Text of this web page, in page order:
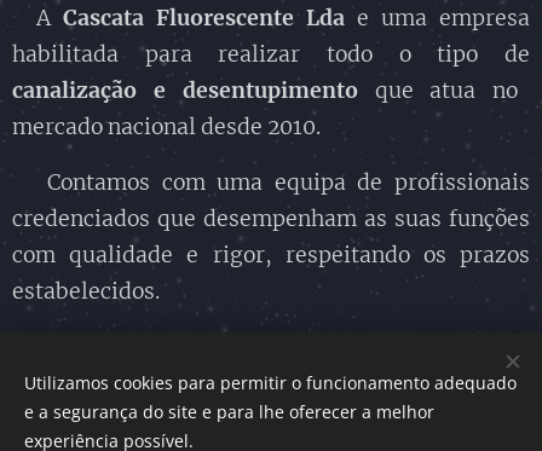
A Cascata Fluorescente Lda e uma empresa
habilitada para realizar todo o tipo de
canalização
e desentupimento que atua no
mercado nacional desde 2010.
Contamos com uma equipa de profissionais
credenciados que desempenham as suas funções
com qualidade e rigor, respeitando os prazos
estabelecidos.
Cascata Fluorescente Lda.
Utilizamos cookies para permitir o funcionamento adequado
e a segurança do site e para lhe oferecer a melhor
experiência possível.